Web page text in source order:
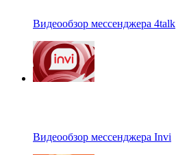
Видеообзор мессенджера 4talk
Видеообзор мессенджера Invi